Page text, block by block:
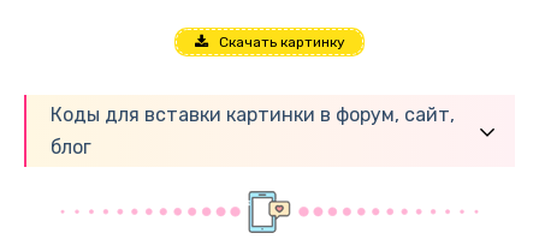
Скачать картинку
Коды для вставки картинки в форум, сайт,
блог